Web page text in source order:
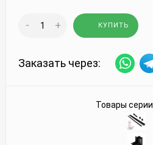
- + КУПИТЬ
Заказать через:
Товары серии